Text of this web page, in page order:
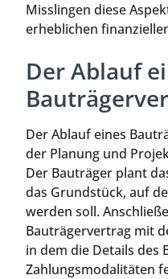
Misslingen diese
erheblichen
Der Ablauf
Der Ablauf eines
der Planung und
Der Bauträger plant
das Grundstück, auf
werden soll.
Bauträgervertrag mit
in dem die Details des
Zahlungsmodalitäten